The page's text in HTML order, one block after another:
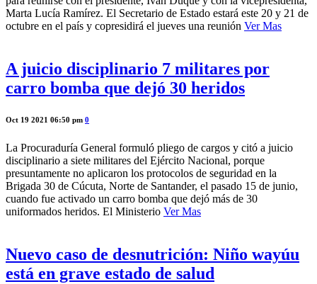
Marta Lucía Ramírez. El Secretario de Estado estará este 20 y 21 de
octubre en el país y copresidirá el jueves una reunión Ver Mas
A juicio disciplinario 7 militares por
carro bomba que dejó 30 heridos
Oct 19 2021 06:50 pm 0
La Procuraduría General formuló pliego de cargos y citó a juicio
disciplinario a siete militares del Ejército Nacional, porque
presuntamente no aplicaron los protocolos de seguridad en la
Brigada 30 de Cúcuta, Norte de Santander, el pasado 15 de junio,
cuando fue activado un carro bomba que dejó más de 30
uniformados heridos. El Ministerio Ver Mas
Nuevo caso de desnutrición: Niño wayúu
está en grave estado de salud